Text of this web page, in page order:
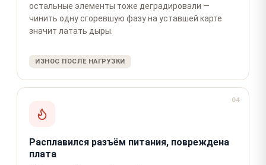
остальные элементы тоже деградировали —
чинить одну сгоревшую фазу на уставшей карте
значит латать дыры.
ИЗНОС ПОСЛЕ НАГРУЗКИ
04
Расплавился разъём питания, повреждена
плата